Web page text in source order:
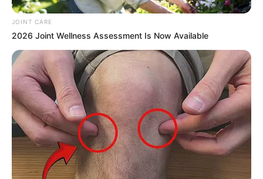
Macaulay Culkin's Own Version Of The New ‘Home
Alone’
BRAINBERRIES
JOINT CARE
2026 Joint Wellness Assessment Is Now Available